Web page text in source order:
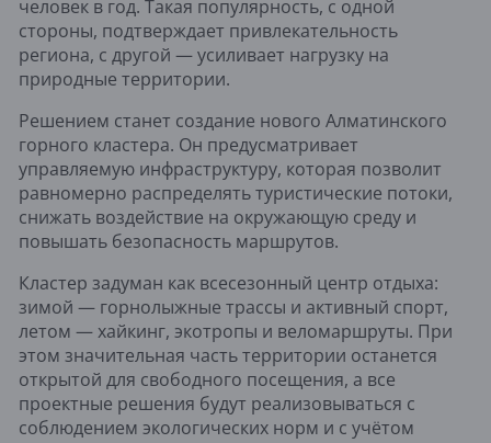
человек в год. Такая популярность, с одной
стороны, подтверждает привлекательность
региона, с другой — усиливает нагрузку на
природные территории.
Решением станет создание нового Алматинского
горного кластера. Он предусматривает
управляемую инфраструктуру, которая позволит
равномерно распределять туристические потоки,
снижать воздействие на окружающую среду и
повышать безопасность маршрутов.
Кластер задуман как всесезонный центр отдыха:
зимой — горнолыжные трассы и активный спорт,
летом — хайкинг, экотропы и веломаршруты. При
этом значительная часть территории останется
открытой для свободного посещения, а все
проектные решения будут реализовываться с
соблюдением экологических норм и с учётом